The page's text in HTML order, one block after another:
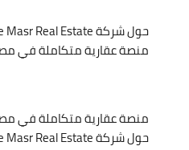
حول شركة Gate Masr Real Estate - بوابة مصر العقارية
منصة عقارية متكاملة في
منصة عقارية متكاملة في
حول شركة Gate Masr Real Estate